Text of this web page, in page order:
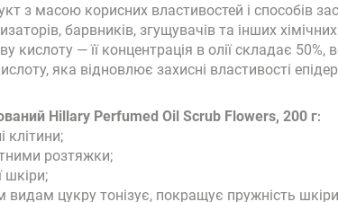
з масою корисних властивостей і способів
барвників, згущувачів та інших
кислоту — її концентрація в олії складає
яка відновлює захисні властивості
Hillary Perfumed Oil Scrub Flowers, 200 г:
клітини;
розтяжки;
шкіри;
видам цукру тонізує, покращує пружність